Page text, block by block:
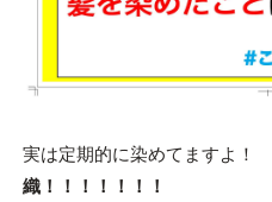
実は定期的に染めてますよ！
織！！！！！！！